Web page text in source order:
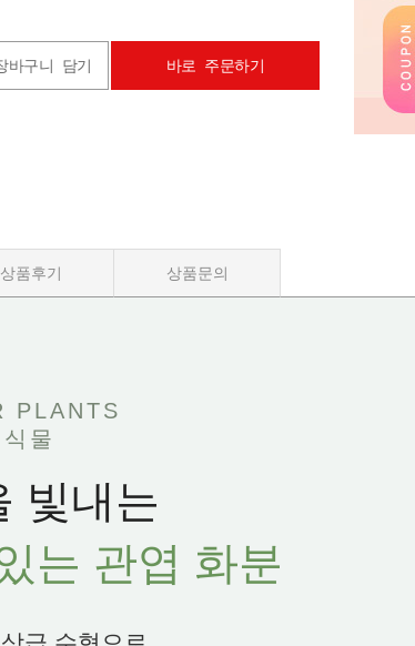
바구니 담기 바로 주문하기
상품후기 상품문의
PLANTS
물
빛내는
는 관엽 화분